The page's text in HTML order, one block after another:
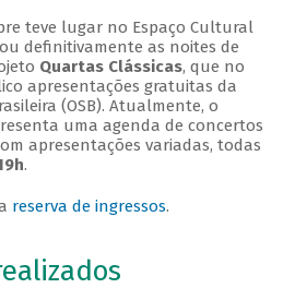
teve lugar no Espaço Cultural
definitivamente as noites de
Quartas Clássicas, que no
apresentações gratuitas da
(OSB). Atualmente, o
uma agenda de concertos
apresentações variadas, todas
.
reserva de ingressos.